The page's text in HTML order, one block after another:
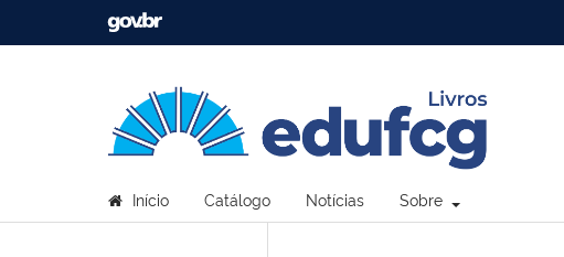
Início Catálogo Notícias Sobre